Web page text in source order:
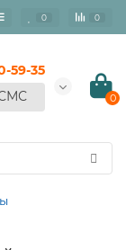
0 0
59-35
СМС
0